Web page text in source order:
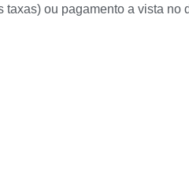
taxas) ou pagamento a vista no